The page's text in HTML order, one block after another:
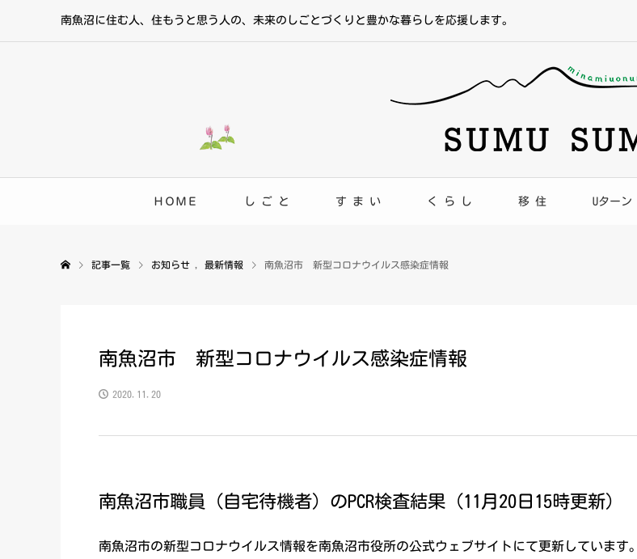
南魚沼に住む人、住もうと思う人の、未来のしごとづくりと豊かな暮らしを応援します。
ＨＯＭＥ し ご と す ま い く ら し 移 住 Uターン
記事一覧 お知らせ 最新情報 南魚沼市 新型コロナウイルス感染症情報
南魚沼市 新型コロナウイルス感染症情報
2020.11.20
南魚沼市職員（自宅待機者）のPCR検査結果（11月20日15時更新）
南魚沼市の新型コロナウイルス情報を南魚沼市役所の公式ウェブサイトにて更新しています。